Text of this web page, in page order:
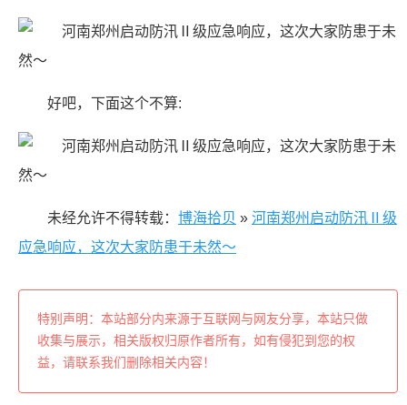
好吧，下面这个不算:
未经允许不得转载： 博海拾贝 » 河南郑州启动防汛Ⅱ级
应急响应，这次大家防患于未然～
特别声明：本站部分内来源于互联网与网友分享，本站只做
收集与展示，相关版权归原作者所有，如有侵犯到您的权
益，请联系我们删除相关内容！